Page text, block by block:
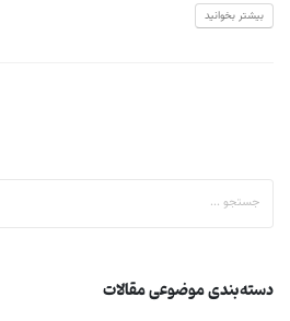
بیشتر بخوانید
دسته‌بندی موضوعی مقالات